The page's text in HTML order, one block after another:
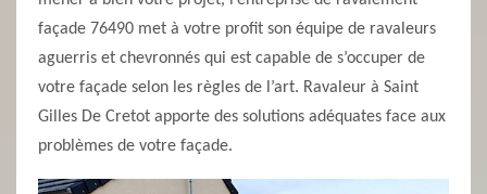
façade 76490 met à votre profit son équipe de ravaleurs
aguerris et chevronnés qui est capable de s’occuper de
votre façade selon les règles de l’art. Ravaleur à Saint
Gilles De Cretot apporte des solutions adéquates face aux
problèmes de votre façade.